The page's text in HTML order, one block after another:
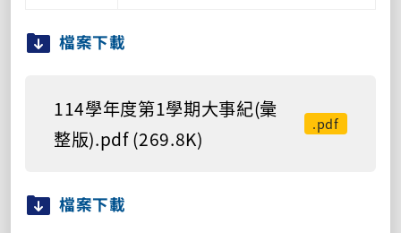
檔案下載
114學年度第1學期大事紀(彙
整版).pdf (269.8K)
.pdf
檔案下載